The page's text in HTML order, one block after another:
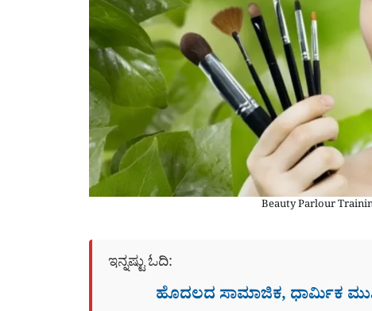
Beauty Parlour
ಇನ್ನಷ್ಟು ಓದಿ:
ಹೊದಲದ ಸಾಮಾಜಿಕ, ಧಾರ್ಮಿಕ